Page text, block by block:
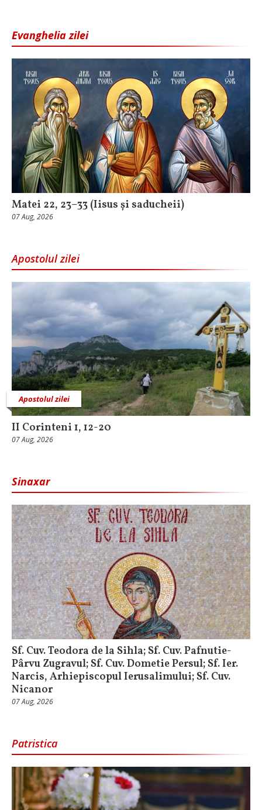
Evanghelia zilei
Matei 22, 23–33 (Iisus și saducheii)
07 Aug, 2026
Apostolul zilei
Apostolul zilei
II Corinteni 1, 12-20
07 Aug, 2026
Sinaxar
Sf. Cuv. Teodora de la Sihla; Sf. Cuv. Pafnutie-
Pârvu Zugravul; Sf. Cuv. Dometie Persul; Sf. Ier.
Narcis, Arhiepiscopul Ierusalimului; Sf. Cuv.
Nicanor
07 Aug, 2026
Patristica